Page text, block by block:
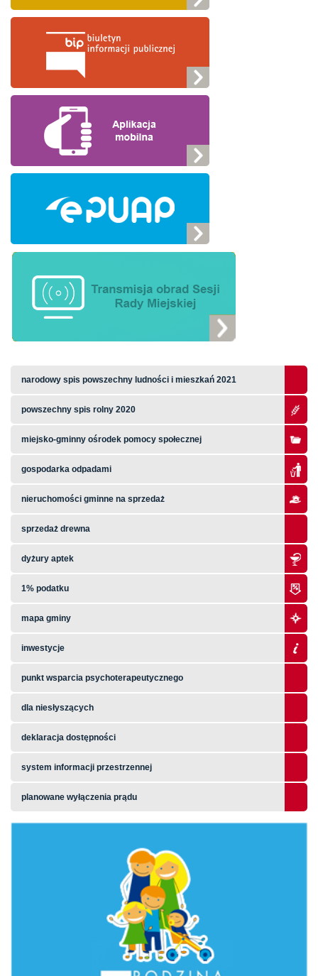
narodowy spis powszechny ludności i mieszkań 2021
powszechny spis rolny 2020
miejsko-gminny ośrodek pomocy społecznej
gospodarka odpadami
nieruchomości gminne na sprzedaż
sprzedaż drewna
dyżury aptek
1% podatku
mapa gminy
inwestycje
punkt wsparcia psychoterapeutycznego
dla niesłyszących
deklaracja dostępności
system informacji przestrzennej
planowane wyłączenia prądu